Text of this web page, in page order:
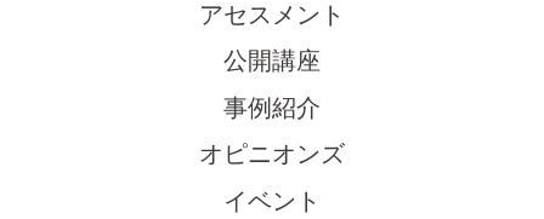
アセスメント
公開講座
事例紹介
オピニオンズ
イベント